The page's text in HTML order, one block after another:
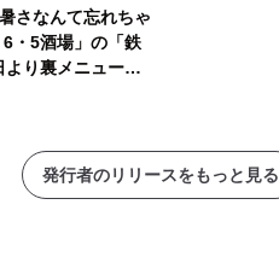
さなんて忘れちゃ
・5酒場」の「鉄
り裏メニューで
発行者のリリースをもっと見る